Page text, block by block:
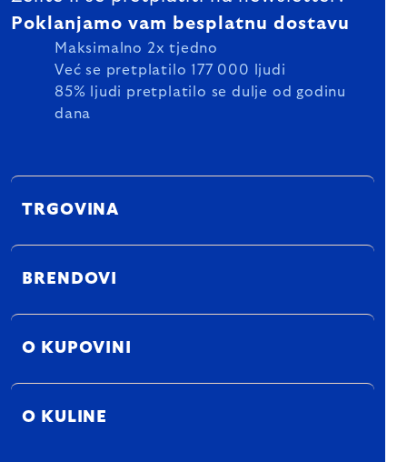
Poklanjamo vam besplatnu dostavu
Maksimalno 2x tjedno
Već se pretplatilo 177 000 ljudi
85% ljudi pretplatilo se dulje od godinu
dana
TRGOVINA
BRENDOVI
O KUPOVINI
O KULINE